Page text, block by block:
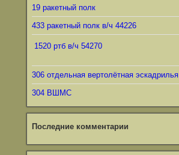
19 ракетный полк
433 ракетный полк в/ч 44226
1520 ртб в/ч 54270
306 отдельная вертолётная эскадрилья
304 ВШМС
Последние комментарии